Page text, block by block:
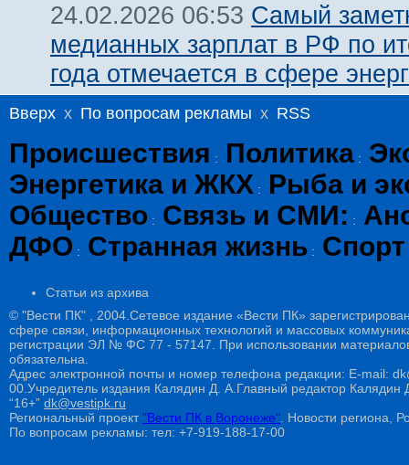
24.02.2026 06:53 Самый
медианных зарплат в РФ по
года отмечается в сфере
Вверх x По вопросам рекламы x RSS
Происшествия : Политика :
Энергетика и ЖКХ :
Рыба и
Общество : Связь и СМИ: :
ДФО : Странная жизнь : Спорт
Статьи из архива
© "Вести ПК" , 2004.Сетевое издание «Вести ПК»
сфере связи, информационных технологий и массовых
регистрации ЭЛ № ФС 77 - 57147. При использовании
обязательна.
Адрес электронной почты и номер телефона редакции: E-mail:
00.Учредитель издания Калядин Д. А.Главный редактор
“16+” dk@vestipk.ru
Региональный проект"Вести ПК в Воронеже" . Новости региона,
По вопросам рекламы: тел: +7-919-188-17-00